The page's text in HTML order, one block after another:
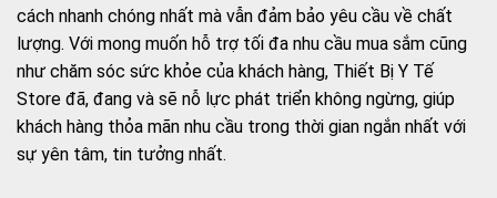
cách nhanh chóng nhất mà vẫn đảm bảo yêu cầu về chất
lượng. Với mong muốn hỗ trợ tối đa nhu cầu mua sắm cũng
như chăm sóc sức khỏe của khách hàng, Thiết Bị Y Tế
Store đã, đang và sẽ nỗ lực phát triển không ngừng, giúp
khách hàng thỏa mãn nhu cầu trong thời gian ngắn nhất với
sự yên tâm, tin tưởng nhất.